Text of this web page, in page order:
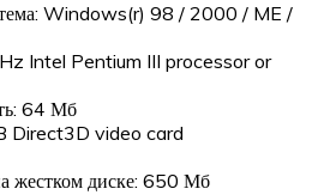
Windows(r) 98 / 2000 / ME /
Intel Pentium III processor or
64 Мб
Direct3D video card
жестком диске: 650 Мб